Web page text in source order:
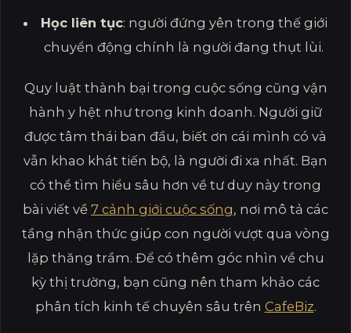
Học liên tục: người đứng yên trong thế giới
chuyển động chính là người đang thụt lùi.
Quy luật thành bại trong cuộc sống cũng vận
hành y hệt như trong kinh doanh. Người giữ
được tâm thái ban đầu, biết ơn cái mình có và
vẫn khao khát tiến bộ, là người đi xa nhất. Bạn
có thể tìm hiểu sâu hơn về tư duy này trong
bài viết về 7 cảnh giới cuộc sống, nơi mô tả các
tầng nhận thức giúp con người vượt qua vòng
lặp thăng trầm. Để có thêm góc nhìn về chu
kỳ thị trường, bạn cũng nên tham khảo các
phân tích kinh tế chuyên sâu trên CafeBiz.